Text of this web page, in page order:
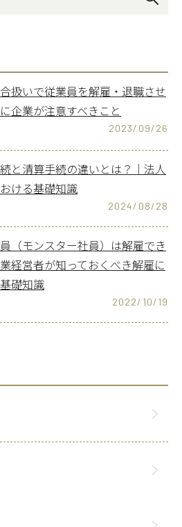
扱いで従業員を解雇・退職させ
企業が注意すべきこと
2023/09/26
と清算手続の違いとは？｜法人
ける基礎知識
2024/08/28
（モンスター社員）は解雇でき
経営者が知っておくべき解雇に
礎知識
2022/10/19